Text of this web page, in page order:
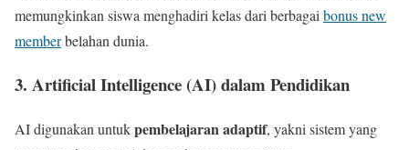
memungkinkan siswa menghadiri kelas dari berbagai bonus new
memberbelahan dunia.
3. Artificial Intelligence (AI)dalam Pendidikan
AI digunakan untukpembelajaran adaptif, yakni sistem yang